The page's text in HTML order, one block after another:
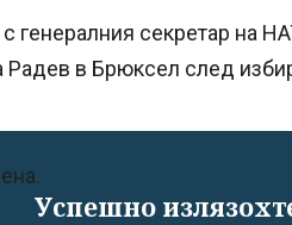
Успешно
генералния секретар на
в Брюксел след